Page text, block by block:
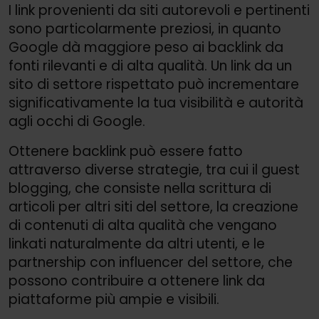
I link provenienti da siti autorevoli e pertinenti
sono particolarmente preziosi, in quanto
Google dà maggiore peso ai backlink da
fonti rilevanti e di alta qualità. Un link da un
sito di settore rispettato può incrementare
significativamente la tua visibilità e autorità
agli occhi di Google.
Ottenere backlink può essere fatto
attraverso diverse strategie, tra cui il guest
blogging, che consiste nella scrittura di
articoli per altri siti del settore, la creazione
di contenuti di alta qualità che vengano
linkati naturalmente da altri utenti, e le
partnership con influencer del settore, che
possono contribuire a ottenere link da
piattaforme più ampie e visibili.